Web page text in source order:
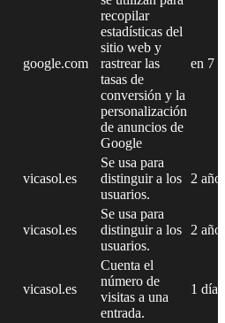
google.com
recopilar
estadísticas del
sitio web y
rastrear las
tasas de
conversión y la
personalización
de anuncios de
Google
en 7
vicasol.es
Se usa para
distinguir a los
usuarios.
2
vicasol.es
Se usa para
distinguir a los
usuarios.
2
vicasol.es
Cuenta el
número de
visitas a una
entrada.
1 día